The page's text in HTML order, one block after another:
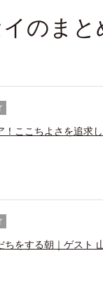
のまと
！ここちよさを追求
ちをする朝｜ゲスト